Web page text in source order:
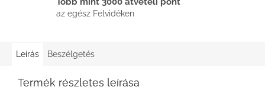
az egész Felvidéken
Leírás Beszélgetés
Termék részletes leírása